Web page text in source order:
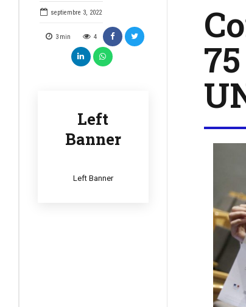
septiembre 3, 2022
3 min 4
Left
Banner
Left Banner